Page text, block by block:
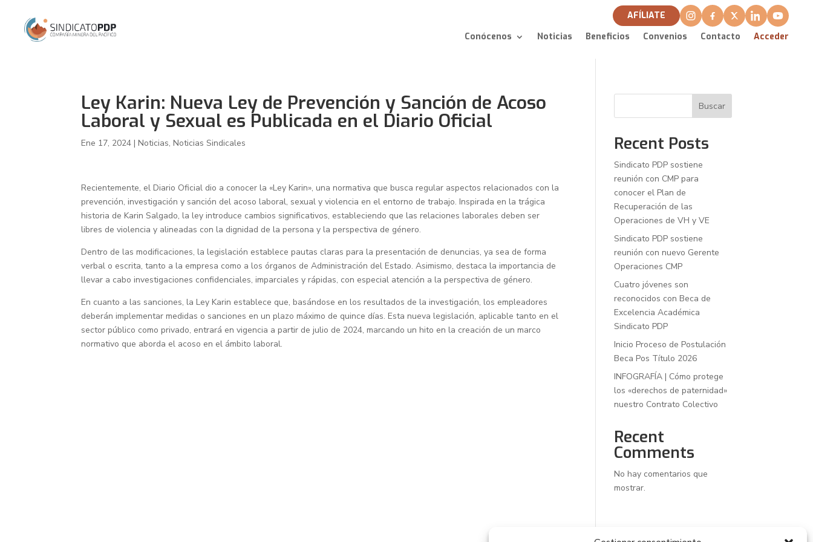
AFÍLIATE
Conócenos
Noticias Beneficios Convenios Contacto Acceder
Ley Karin: Nueva Ley de Prevención y Sanción de Acoso
Laboral y Sexual es Publicada en el Diario Oficial
Ene 17, 2024 |Noticias,Noticias Sindicales
Recientemente, el Diario Oficial dio a conocer la «Ley Karin», una normativa que busca regular aspectos relacionados con la
prevención, investigación y sanción del acoso laboral, sexual y violencia en el entorno de trabajo. Inspirada en la trágica
historia de Karin Salgado, la ley introduce cambios significativos, estableciendo que las relaciones laborales deben ser
libres de violencia y alineadas con la dignidad de la persona y la perspectiva de género.
Dentro de las modificaciones, la legislación establece pautas claras para la presentación de denuncias, ya sea de forma
verbal o escrita, tanto a la empresa como a los órganos de Administración del Estado. Asimismo, destaca la importancia de
llevar a cabo investigaciones confidenciales, imparciales y rápidas, con especial atención a la perspectiva de género.
En cuanto a las sanciones, la Ley Karin establece que, basándose en los resultados de la investigación, los empleadores
deberán implementar medidas o sanciones en un plazo máximo de quince días. Esta nueva legislación, aplicable tanto en el
sector público como privado, entrará en vigencia a partir de julio de 2024, marcando un hito en la creación de un marco
normativo que aborda el acoso en el ámbito laboral.
Buscar
Recent Posts
Sindicato PDP sostiene
reunión con CMP para
conocer el Plan de
Recuperación de las
Operaciones de VH y VE
Sindicato PDP sostiene
reunión con nuevo Gerente
Operaciones CMP
Cuatro jóvenes son
reconocidos con Beca de
Excelencia Académica
Sindicato PDP
Inicio Proceso de Postulación
Beca Pos Título 2026
INFOGRAFÍA | Cómo protege
los «derechos de paternidad»
nuestro Contrato Colectivo
Recent
Comments
No hay comentarios que
mostrar.